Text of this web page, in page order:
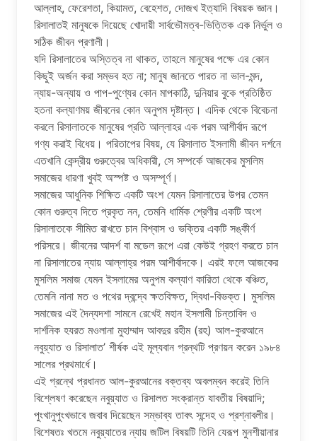
আল্লাহ, ফেরেশতা, কিয়ামত, বেহেশত, দোজখ ইত্যাদি বিষয়ক জ্ঞান।
রিসালাতই মানুষকে দিয়েছে খােদায়ী সার্বভৌমত্ব-ভিত্তিক এক নির্ভুল ও
সঠিক জীবন প্রণালী।
যদি রিসালাতের অস্তিত্ব না থাকত, তাহলে মানুষের পক্ষে এর কোন
কিছুই অর্জন করা সম্ভব হত না; মানুষ জানতে পারত না ভাল-মন্দ,
ন্যায়-অন্যায় ও পাপ-পুণ্যের কোন মাপকাঠি, দুনিয়ার বুকে প্রতিষ্ঠিত
হতনা কল্যাণময় জীবনের কোন অনুপম দৃষ্টান্ত। এদিক থেকে বিবেচনা
করলে রিসালাতকে মানুষের প্রতি আল্লাহর এক পরম আশীর্বাদ রূপে
গণ্য করাই বিধেয়। পরিতাপের বিষয়, যে রিসালাত ইসলামী জীবন দর্শনে
এতখানি কেন্দ্রীয় গুরুত্বের অধিকারী, সে সম্পর্কে আজকের মুসলিম
সমাজের ধারণা খুবই অস্পষ্ট ও অসম্পূর্ণ।
সমাজের আধুনিক শিক্ষিত একটি অংশ যেমন রিসালাতের উপর তেমন
কোন গুরুত্ব দিতে প্রকৃত নন, তেমনি ধার্মিক শ্রেণীর একটি অংশ
রিসালাতকে সীমিত রাখতে চান বিশ্বাস ও ভক্তির একটি সঙ্কীর্ণ
পরিসরে। জীবনের আদর্শ বা মডেল রূপে এরা কেউই গ্রহণ করতে চান
না রিসালাতের ন্যায় আল্লাহ্র পরম আশীর্বাদকে। এরই ফলে আজকের
মুসলিম সমাজ যেমন ইসলামের অনুপম কল্যাণ কারিতা থেকে বঞ্চিত,
তেমনি নানা মত ও পথের দ্বন্দ্বে ক্ষতবিক্ষত, দ্বিধা-বিভক্ত। মুসলিম
সমাজের এই দৈন্যদশা সামনে রেখেই মহান ইসলামী চিন্তাবিদ ও
দার্শনিক হযরত মওলানা মুহাম্মাদ আবদুর রহীম (রহ) আল-কুরআনে
নবুয়্যাত ও রিসালাত’ শীর্ষক এই মূল্যবান গ্রন্থটি প্রণয়ন করেন ১৯৮৪
সালের প্রথমার্ধে।
এই গ্রন্থে প্রধানত আল-কুরআনের বক্তব্য অবলম্বন করেই তিনি
বিশ্লেষণ করেছেন নবুয়্যাত ও রিসালত সংক্রান্ত যাবতীয় বিষয়াদি;
পুংখানুপুংখভাবে জবাব দিয়েছেন সম্ভাব্য তাবৎ সন্দেহ ও প্রশ্নাবলীর।
বিশেষতঃ খতমে নবুয়্যাতের ন্যায় জটিল বিষয়টি তিনি যেরূপ মুনশীয়ানার